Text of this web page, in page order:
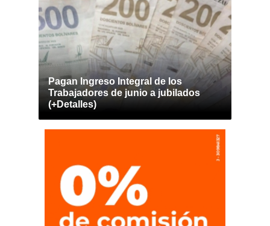
Pagan Ingreso Integral de los
Trabajadores de junio a jubilados
(+Detalles)